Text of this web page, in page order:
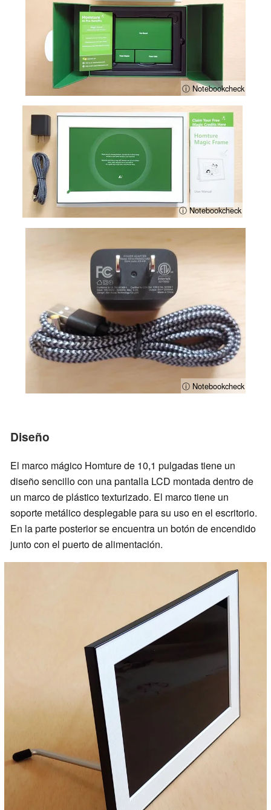
ⓘ Notebookcheck
ⓘ Notebookcheck
ⓘ Notebookcheck
Diseño
El marco mágico Homture de 10,1 pulgadas tiene un
diseño sencillo con una pantalla LCD montada dentro de
un marco de plástico texturizado. El marco tiene un
soporte metálico desplegable para su uso en el escritorio.
En la parte posterior se encuentra un botón de encendido
junto con el puerto de alimentación.